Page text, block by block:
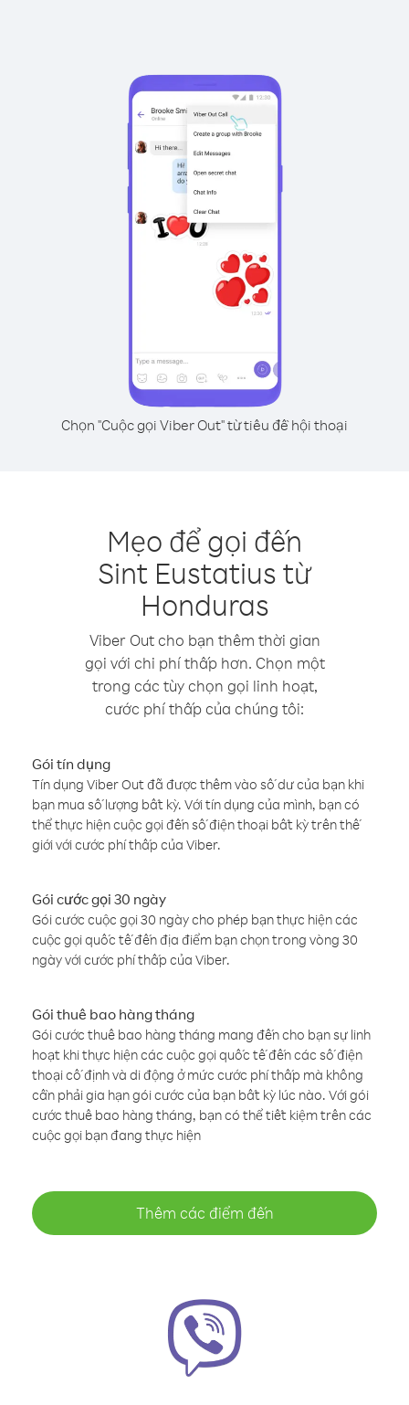
Chọn "Cuộc gọi Viber Out" từ tiêu đề hội thoại
Mẹo để gọi đến
Sint Eustatius từ
Honduras
Viber Out cho bạn thêm thời gian
gọi với chi phí thấp hơn. Chọn một
trong các tùy chọn gọi linh hoạt,
cước phí thấp của chúng tôi:
Gói tín dụng
Tín dụng Viber Out đã được thêm vào số dư của bạn khi
bạn mua số lượng bất kỳ. Với tín dụng của mình, bạn có
thể thực hiện cuộc gọi đến số điện thoại bất kỳ trên thế
giới với cước phí thấp của Viber.
Gói cước gọi 30 ngày
Gói cước cuộc gọi 30 ngày cho phép bạn thực hiện các
cuộc gọi quốc tế đến địa điểm bạn chọn trong vòng 30
ngày với cước phí thấp của Viber.
Gói thuê bao hàng tháng
Gói cước thuê bao hàng tháng mang đến cho bạn sự linh
hoạt khi thực hiện các cuộc gọi quốc tế đến các số điện
thoại cố định và di động ở mức cước phí thấp mà không
cần phải gia hạn gói cước của bạn bất kỳ lúc nào. Với gói
cước thuê bao hàng tháng, bạn có thể tiết kiệm trên các
cuộc gọi bạn đang thực hiện
Thêm các điểm đến